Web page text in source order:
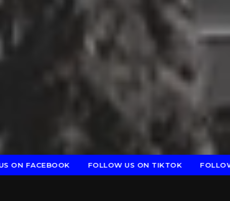
FOLLOW US ON TIKTOK FOLLOW US ON